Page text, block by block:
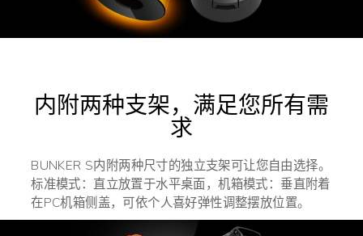
内附两种支架，满足您所有需
求
BUNKER S内附两种尺寸的独立支架可让您自由选择。
标准模式：直立放置于水平桌面，机箱模式：垂直附着
在PC机箱侧盖，可依个人喜好弹性调整摆放位置。